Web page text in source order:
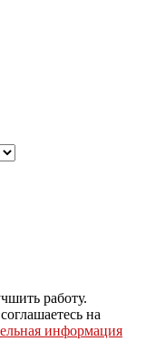
ваш торговый
работу.
на
информация